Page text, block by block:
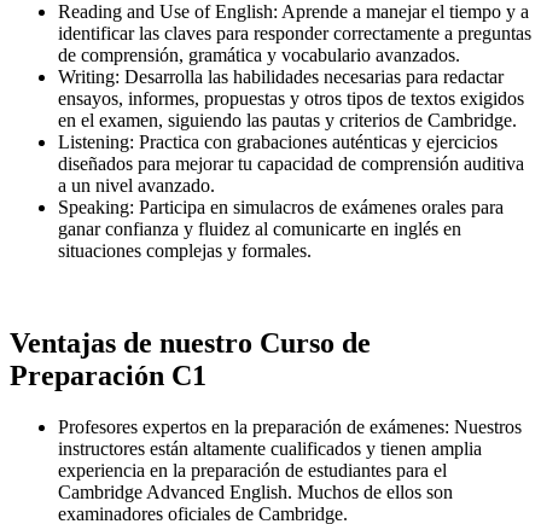
Reading and Use of English: Aprende a manejar el tiempo y a
identificar las claves para responder correctamente a preguntas
de comprensión, gramática y vocabulario avanzados.
Writing: Desarrolla las habilidades necesarias para redactar
ensayos, informes, propuestas y otros tipos de textos exigidos
en el examen, siguiendo las pautas y criterios de Cambridge.
Listening: Practica con grabaciones auténticas y ejercicios
diseñados para mejorar tu capacidad de comprensión auditiva
a un nivel avanzado.
Speaking: Participa en simulacros de exámenes orales para
ganar confianza y fluidez al comunicarte en inglés en
situaciones complejas y formales.
Ventajas de nuestro Curso de
Preparación C1
Profesores expertos en la preparación de exámenes: Nuestros
instructores están altamente cualificados y tienen amplia
experiencia en la preparación de estudiantes para el
Cambridge Advanced English. Muchos de ellos son
examinadores oficiales de Cambridge.